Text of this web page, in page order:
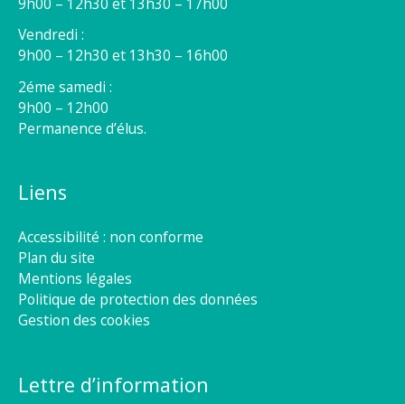
Vendredi :
9h00 – 12h30 et 13h30 – 16h00
2éme samedi :
9h00 – 12h00
Permanence d’élus.
Liens
Accessibilité : non conforme
Plan du site
Mentions légales
Politique de protection des données
Gestion des cookies
Lettre d’information